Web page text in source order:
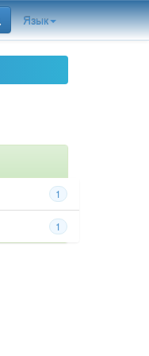
Язык
1
1